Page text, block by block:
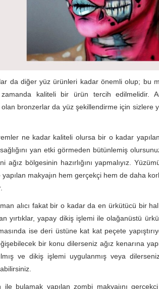
da diğer yüz ürünleri kadar önemli olup; bu
kaliteli bir ürün tercih edilmelidir.
bronzerlar da yüz şekillendirme için sizlere
ne kadar kaliteli olursa bir o kadar yapılan
sağlığını yan etki görmeden bütünlemiş
ağız bölgesinin hazırlığını yapmalıyız.
makyajın hem gerçekçi hem de daha
alıcı fakat bir o kadar da en ürkütücü bir hal
yırtıklar, yapay dikiş işlemi ile olağanüstü
ise deri üstüne kat kat peçete
bir konu dilerseniz ağız kenarına
ve dikiş işlemi uygulanmış veya
bulamak yapılan zombi makyajını